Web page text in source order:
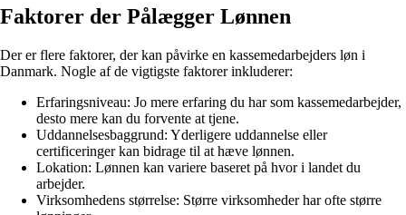
Faktorer der Pålægger Lønnen
Der er flere faktorer, der kan påvirke en kassemedarbejders løn i
Danmark. Nogle af de vigtigste faktorer inkluderer:
Erfaringsniveau: Jo mere erfaring du har som kassemedarbejder,
desto mere kan du forvente at tjene.
Uddannelsesbaggrund: Yderligere uddannelse eller
certificeringer kan bidrage til at hæve lønnen.
Lokation: Lønnen kan variere baseret på hvor i landet du
arbejder.
Virksomhedens størrelse: Større virksomheder har ofte større